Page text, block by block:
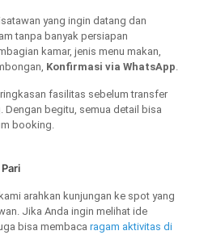
yang ingin datang dan
tanpa banyak persiapan
kamar, jenis menu makan,
Konfirmasi via WhatsApp.
fasilitas sebelum transfer
Dengan begitu, semua detail bisa
booking.
arahkan kunjungan ke spot yang
Jika Anda ingin melihat ide
bisa membaca ragam aktivitas di